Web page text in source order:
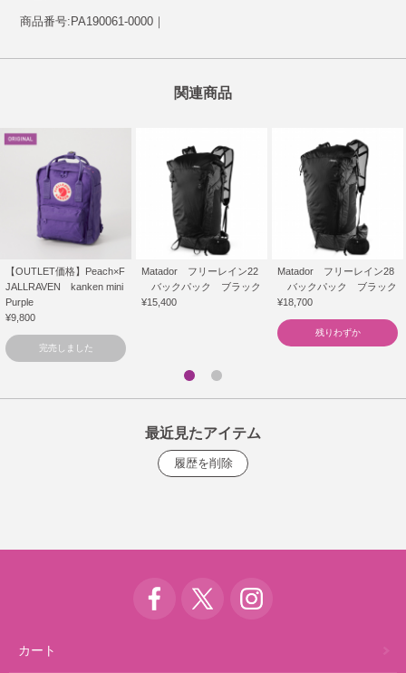
商品番号:PA190061-0000｜
関連商品
【OUTLET価格】Peach×F
JALLRAVEN kanken mini
Purple
¥9,800
完売しました
Matador フリーレイン22
バックパック ブラック
¥15,400
Matador フリーレイン28
バックパック ブラック
¥18,700
残りわずか
最近見たアイテム
カート